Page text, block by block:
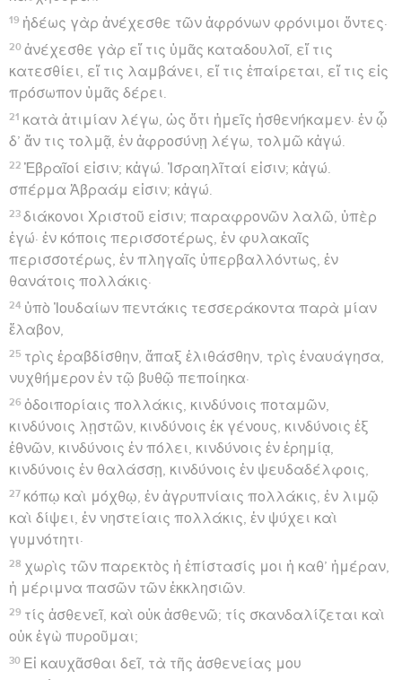
19 ἡδέως γὰρ ἀνέχεσθε τῶν ἀφρόνων φρόνιμοι ὄντες·
20 ἀνέχεσθε γὰρ εἴ τις ὑμᾶς καταδουλοῖ, εἴ τις
κατεσθίει, εἴ τις λαμβάνει, εἴ τις ἐπαίρεται, εἴ τις εἰς
πρόσωπον ὑμᾶς δέρει.
21 κατὰ ἀτιμίαν λέγω, ὡς ὅτι ἡμεῖς ἠσθενήκαμεν· ἐν ᾧ
δ’ ἄν τις τολμᾷ, ἐν ἀφροσύνῃ λέγω, τολμῶ κἀγώ.
22 Ἑβραῖοί εἰσιν; κἀγώ. Ἰσραηλῖταί εἰσιν; κἀγώ.
σπέρμα Ἀβραάμ εἰσιν; κἀγώ.
23 διάκονοι Χριστοῦ εἰσιν; παραφρονῶν λαλῶ, ὑπὲρ
ἐγώ· ἐν κόποις περισσοτέρως, ἐν φυλακαῖς
περισσοτέρως, ἐν πληγαῖς ὑπερβαλλόντως, ἐν
θανάτοις πολλάκις·
24 ὑπὸ Ἰουδαίων πεντάκις τεσσεράκοντα παρὰ μίαν
ἔλαβον,
25 τρὶς ἐραβδίσθην, ἅπαξ ἐλιθάσθην, τρὶς ἐναυάγησα,
νυχθήμερον ἐν τῷ βυθῷ πεποίηκα·
26 ὁδοιπορίαις πολλάκις, κινδύνοις ποταμῶν,
κινδύνοις λῃστῶν, κινδύνοις ἐκ γένους, κινδύνοις ἐξ
ἐθνῶν, κινδύνοις ἐν πόλει, κινδύνοις ἐν ἐρημίᾳ,
κινδύνοις ἐν θαλάσσῃ, κινδύνοις ἐν ψευδαδέλφοις,
27 κόπῳ καὶ μόχθῳ, ἐν ἀγρυπνίαις πολλάκις, ἐν λιμῷ
καὶ δίψει, ἐν νηστείαις πολλάκις, ἐν ψύχει καὶ
γυμνότητι·
28 χωρὶς τῶν παρεκτὸς ἡ ἐπίστασίς μοι ἡ καθ’ ἡμέραν,
ἡ μέριμνα πασῶν τῶν ἐκκλησιῶν.
29 τίς ἀσθενεῖ, καὶ οὐκ ἀσθενῶ; τίς σκανδαλίζεται καὶ
οὐκ ἐγὼ πυροῦμαι;
30 Εἰ καυχᾶσθαι δεῖ, τὰ τῆς ἀσθενείας μου